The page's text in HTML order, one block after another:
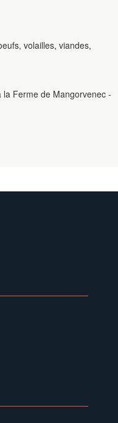
volailles, viandes,
Ferme de Mangorvenec -